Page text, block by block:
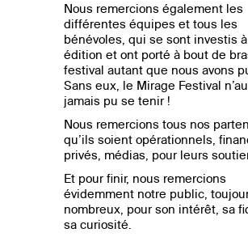
Nous remercions également les
différentes équipes et tous les
bénévoles, qui se sont investis
édition et ont porté à bout de
festival autant que nous avons
Sans eux, le Mirage Festival
jamais pu se tenir !
Nous remercions tous nos
qu’ils soient opérationnels,
privés, médias, pour leurs
Et pour finir, nous remercions
évidemment notre public,
nombreux, pour son intérêt, sa
sa curiosité.